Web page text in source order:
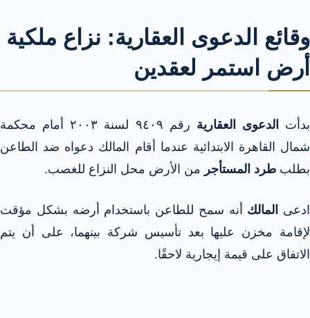
وقائع الدعوى العقارية: نزاع ملكية
أرض استمر لعقدين
بدأت الدعوى العقارية
رقم ٩٤٠٩ لسنة ٢٠٠٣ أمام محكمة
شمال القاهرة الابتدائية عندما أقام المالك دعواه ضد الطاعن
بطلب طرد المستأجر من الأرض محل النزاع للغصب.
ادعى المالك أنه سمح للطاعن باستخدام أرضه بشكل مؤقت
لإقامة مخزن عليها بعد تأسيس شركة بينهما، على أن يتم
الاتفاق على قيمة إيجارية لاحقًا.